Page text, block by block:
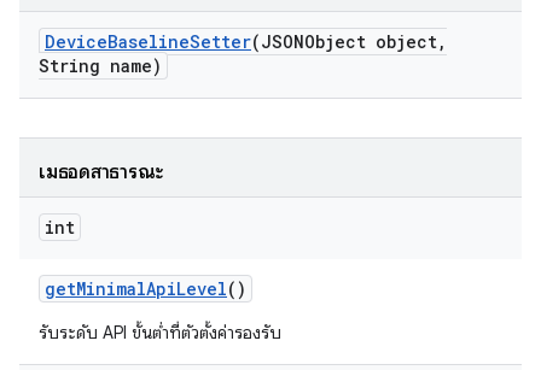
DeviceBaselineSetter(JSONObject object,
String name)
เมธอดสาธารณะ
int
getMinimalApiLevel()
รับระดับ API ขั้นต่ำที่ตัวตั้งค่ารองรับ